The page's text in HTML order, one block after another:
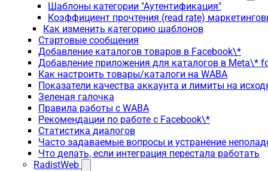
Шаблоны категории "Аутентификация"
Коэффициент прочтения (read rate)
Как изменить категорию шаблонов
Стартовые сообщения
Добавление каталогов товаров в Facebook\*
Добавление приложения для каталогов в Meta\*
Как настроить товары/каталоги на WABA
Показатели качества аккаунта и лимиты на
Зеленая галочка
Правила работы с WABA
Рекомендации по работе с Facebook\*
Статистика диалогов
Часто задаваемые вопросы и устранение
Что делать, если интеграция перестала работать
RadistWeb